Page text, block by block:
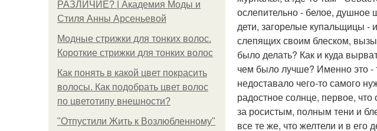
РАЗЛИЧИЕ? | Академия Моды и
Стиля Анны Арсеньевой
Модные стрижки для тонких волос.
Короткие стрижки для тонких волос
Как понять в какой цвет покрасить
волосы. Как подобрать цвет волос
по цветотипу внешности?
"Отпустили Жить к Возлюбленному"
ослепительно - белое, душное
дети, загорелые купальщицы -
слепящих своим блеском,
было делать? Как и куда
чем было лучше? Именно это -
недоставало чего-то самого
радостное солнце, первое,
за росистым, полным тени и
все те же, что желтели и в его